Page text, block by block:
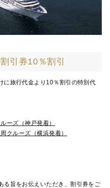
引券10％割引
に旅行代金より10％割引の特別代
ーズ（神戸発着）
クルーズ（横浜発着）
る旨をお伝えいただき、割引券をご